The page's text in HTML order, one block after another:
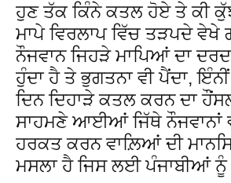
ਹੁਣ ਤੱਕ ਕਿੰਨੇ ਕਤਲ ਹੋਏ ਤੇ ਕੀ
ਮਾਪੇ ਵਿਰਲਾਪ ਵਿੱਚ ਤੜਪਦੇ ਵੇਖੇ
ਨੌਜਵਾਨ ਜਿਹੜੇ ਮਾਪਿਆਂ ਦਾ
ਹੁੰਦਾ ਹੈ ਤੇ ਭੁਗਤਨਾ ਵੀ ਪੈਂਦਾ,
ਦਿਨ ਦਿਹਾੜੇ ਕਤਲ ਕਰਨ ਦਾ
ਸਾਹਮਣੇ ਆਈਆਂ ਜਿੱਥੇ
ਹਰਕਤ ਕਰਨ ਵਾਲ਼ਿਆਂ ਦੀ
ਮਸਲਾ ਹੈ ਜਿਸ ਲਈ ਪੰਜਾਬੀਆਂ